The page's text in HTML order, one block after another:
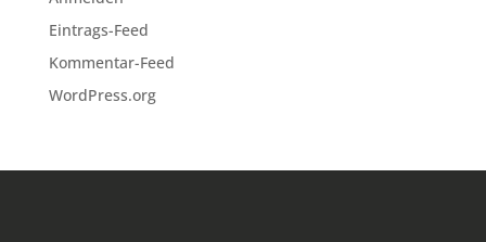
Eintrags-Feed
Kommentar-Feed
WordPress.org